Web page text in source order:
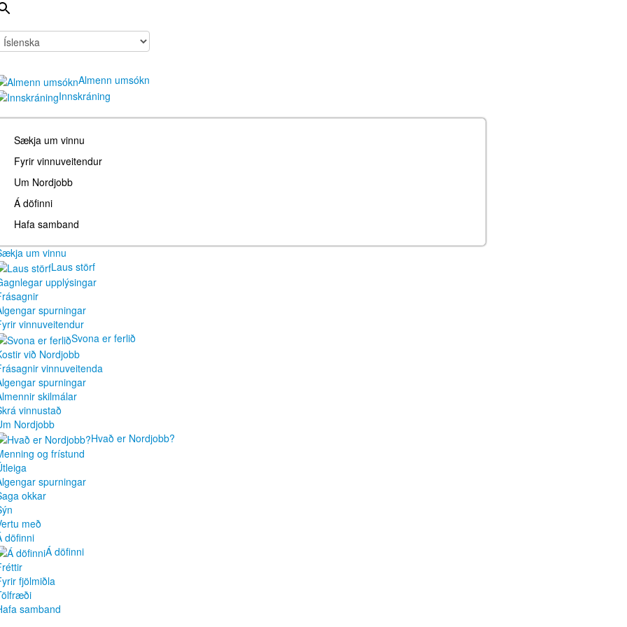
Almenn umsókn
Innskráning
Sækja um vinnu
Fyrir vinnuveitendur
Um Nordjobb
Á döfinni
Hafa samband
um vinnu
Laus störf
upplýsingar
spurningar
vinnuveitendur
Svona er ferlið
við Nordjobb
vinnuveitenda
spurningar
skilmálar
vinnustað
Nordjobb
Hvað er Nordjobb?
og frístund
spurningar
okkar
með
döfinni
Á döfinni
fjölmiðla
samband